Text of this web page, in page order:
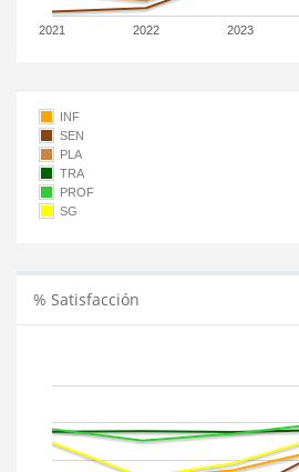
2021 2022 2023
INF
SEN
PLA
TRA
PROF
SG
% Satisfacción